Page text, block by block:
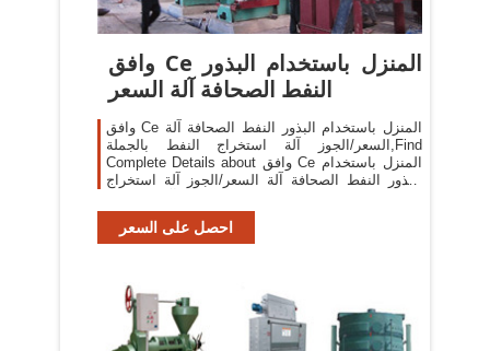
وافق Ce المنزل باستخدام البذور
النفط الصحافة آلة السعر
وافق Ce المنزل باستخدام البذور النفط الصحافة آلة
السعر/الجوز آلة استخراج النفط بالجملة,Find
Complete Details about وافق Ce المنزل باستخدام
البذور النفط الصحافة آلة السعر/الجوز آلة استخراج
احصل على السعر